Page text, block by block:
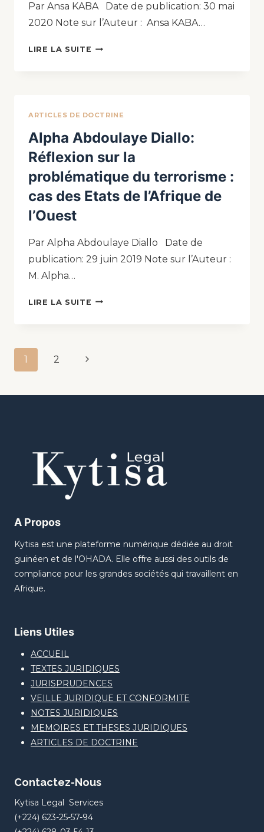
Par Ansa KABA Date de publication: 30 mai
2020 Note sur l’Auteur : Ansa KABA…
LIRE LA SUITE
ARTICLES DE DOCTRINE
Alpha Abdoulaye Diallo:
Réflexion sur la
problématique du terrorisme :
cas des Etats de l’Afrique de
l’Ouest
Par Alpha Abdoulaye Diallo Date de
publication: 29 juin 2019 Note sur l’Auteur :
M. Alpha…
LIRE LA SUITE
1 2
A Propos
Kytisa est une plateforme numérique dédiée au droit
guinéen et de l'OHADA. Elle offre aussi des outils de
compliance pour les grandes sociétés qui travaillent en
Afrique.
Liens Utiles
ACCUEIL
TEXTES JURIDIQUES
JURISPRUDENCES
VEILLE JURIDIQUE ET CONFORMITE
NOTES JURIDIQUES
MEMOIRES ET THESES JURIDIQUES
ARTICLES DE DOCTRINE
Contactez-Nous
Kytisa Legal Services
(+224) 623-25-57-94